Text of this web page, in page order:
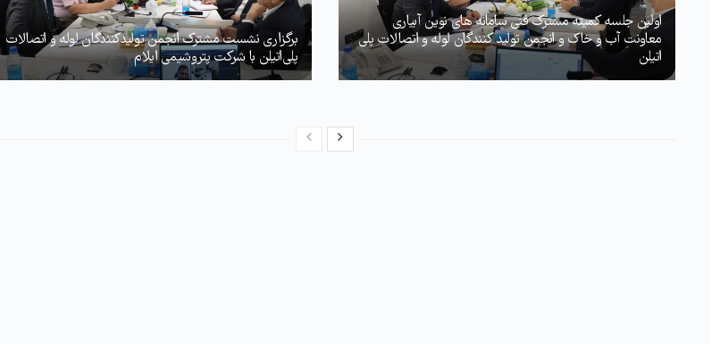
اولین جلسه کمیته مشترک فنی سامانه های نوین آبیاری
معاونت آب و خاک و انجمن تولید کنندگان لوله و اتصالات پلی
اتیلن
برگزاری نشست مشترک انجمن تولیدکنندگان لوله و اتصالات
پلی‌اتیلن با شرکت پتروشیمی ایلام